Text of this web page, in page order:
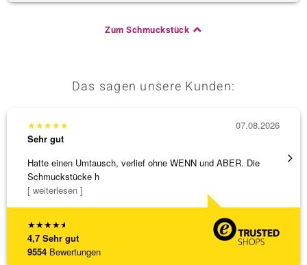
Zum Schmuckstück
Das sagen unsere Kunden:
★★★★★
4,7 Sehr gut
9554 Bewertungen
★★★★★
Sehr gut
Hatte einen Umtausch, verlief ohne WENN und ABER. Die
Schmuckstücke h
[ weiterlesen ]
07.08.2026
Die